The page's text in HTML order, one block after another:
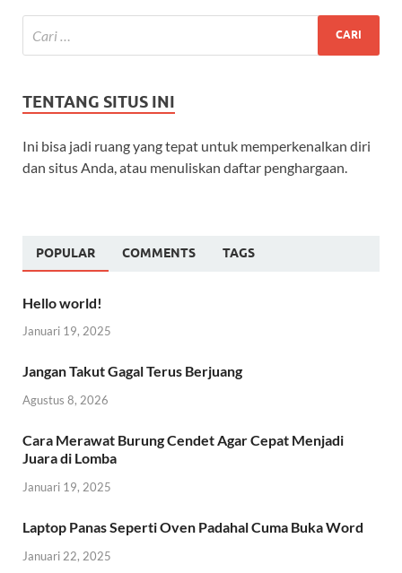
TENTANG SITUS INI
Ini bisa jadi ruang yang tepat untuk memperkenalkan diri
dan situs Anda, atau menuliskan daftar penghargaan.
POPULAR COMMENTS TAGS
Hello world!
Januari 19, 2025
Jangan Takut Gagal Terus Berjuang
Agustus 8, 2026
Cara Merawat Burung Cendet Agar Cepat Menjadi
Juara di Lomba
Januari 19, 2025
Laptop Panas Seperti Oven Padahal Cuma Buka Word
Januari 22, 2025